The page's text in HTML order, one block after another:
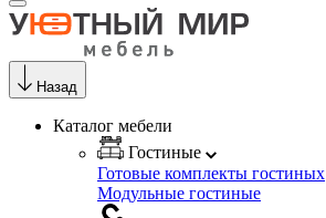
Назад
Каталог мебели
Гостиные
Готовые комплекты гостиных
Модульные гостиные